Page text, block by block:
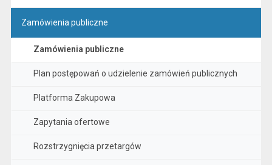
Zamówienia publiczne
Zamówienia publiczne
Plan postępowań o udzielenie zamówień publicznych
Platforma Zakupowa
Zapytania ofertowe
Rozstrzygnięcia przetargów